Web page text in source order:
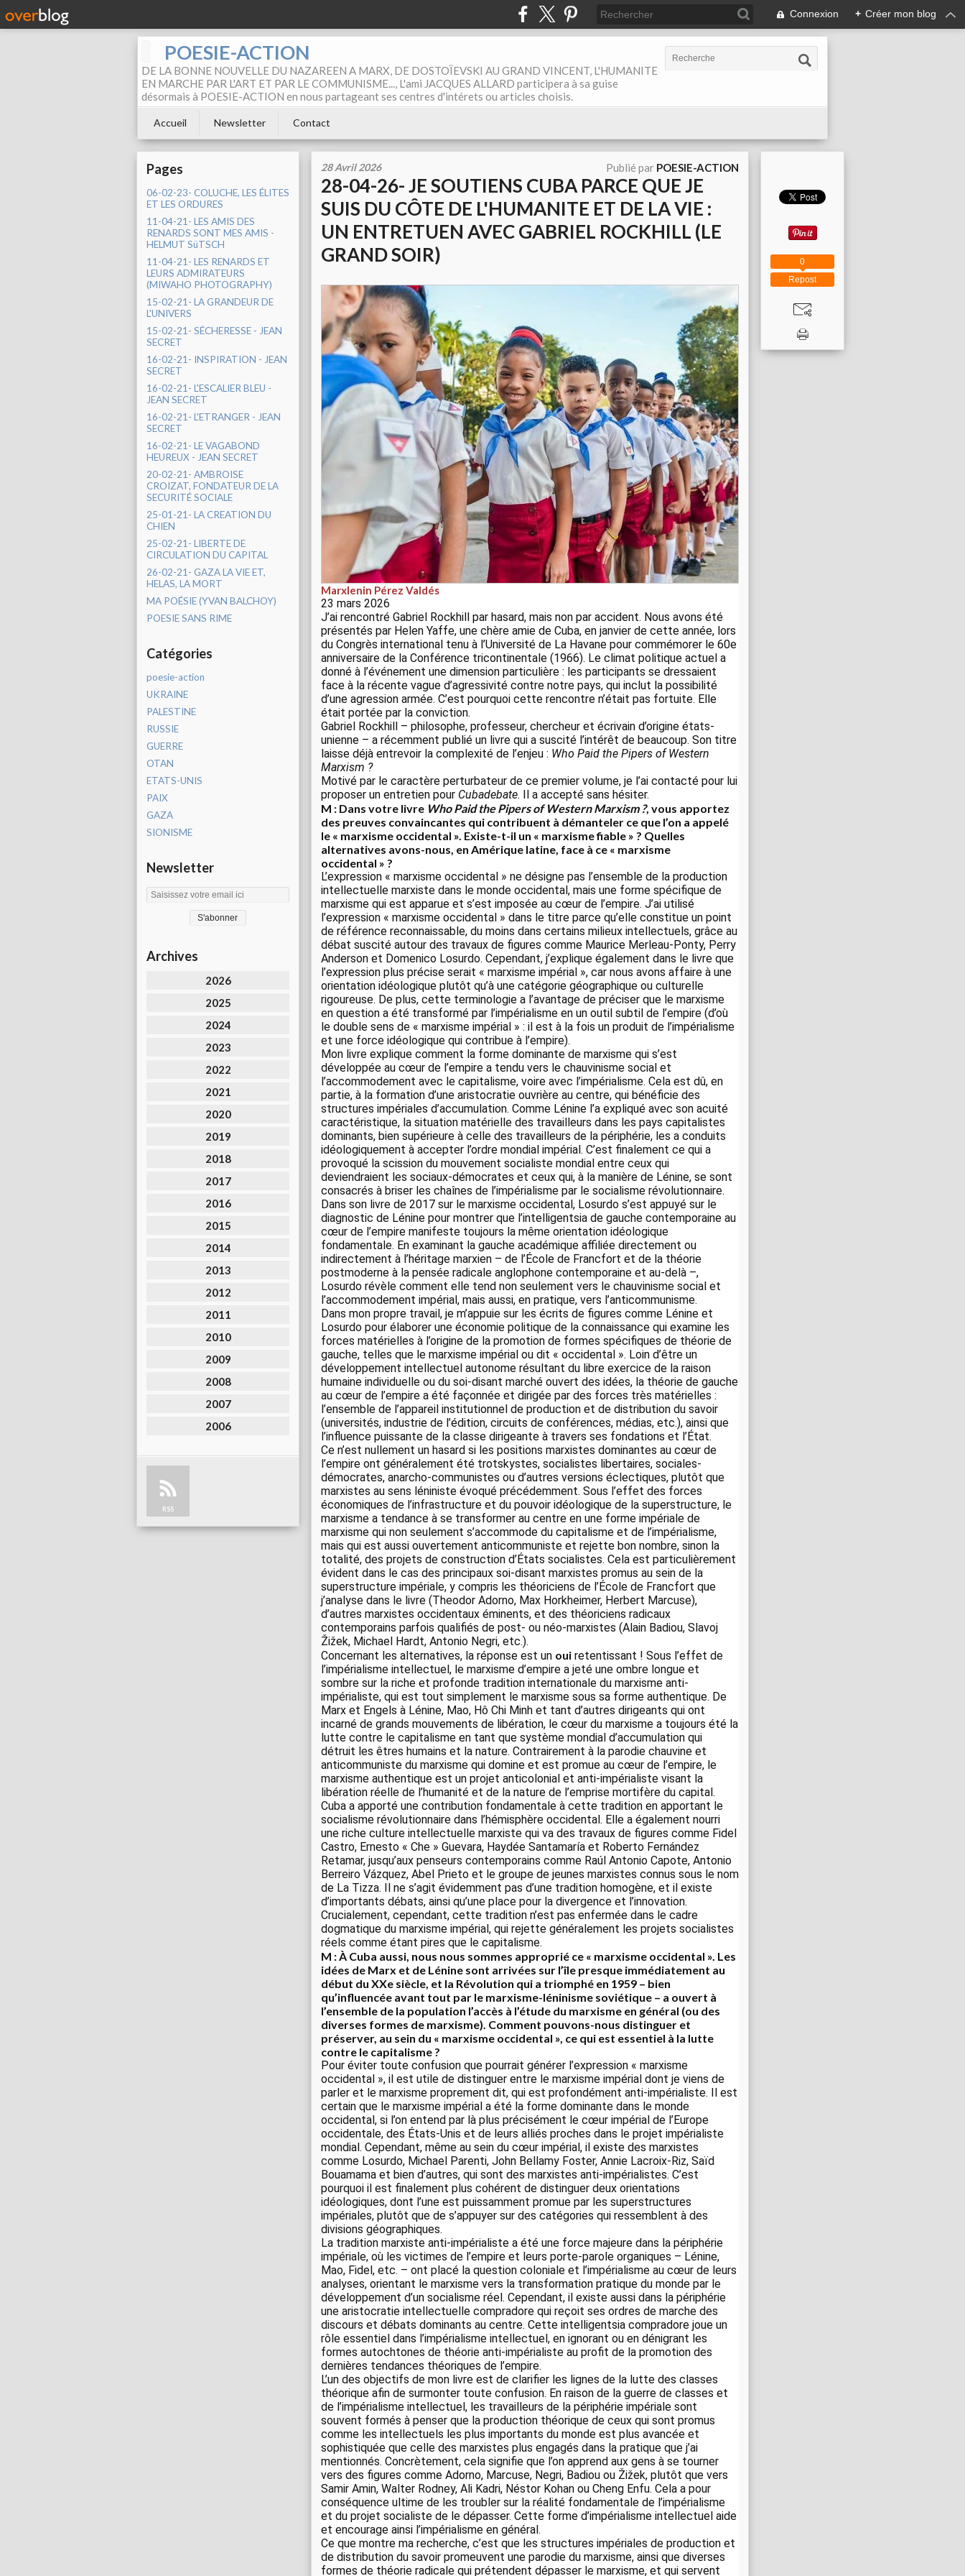
Connexion + Créer mon blog
POESIE-ACTION
DE LA BONNE NOUVELLE DU NAZAREEN A MARX, DE DOSTOÏEVSKI AU GRAND VINCENT, L'HUMANITE
EN MARCHE PAR L'ART ET PAR LE COMMUNISME..., L'ami JACQUES ALLARD participera à sa guise
désormais à POESIE-ACTION en nous partageant ses centres d'intérets ou articles choisis.
Accueil Newsletter Contact
Pages
06-02-23- COLUCHE, LES ÉLITES
ET LES ORDURES
11-04-21- LES AMIS DES
RENARDS SONT MES AMIS -
HELMUT SüTSCH
11-04-21- LES RENARDS ET
LEURS ADMIRATEURS
(MIWAHO PHOTOGRAPHY)
15-02-21- LA GRANDEUR DE
L'UNIVERS
15-02-21- SÉCHERESSE - JEAN
SECRET
16-02-21- INSPIRATION - JEAN
SECRET
16-02-21- L'ESCALIER BLEU -
JEAN SECRET
16-02-21- L'ETRANGER - JEAN
SECRET
16-02-21- LE VAGABOND
HEUREUX - JEAN SECRET
20-02-21- AMBROISE
CROIZAT, FONDATEUR DE LA
SECURITÉ SOCIALE
25-01-21- LA CREATION DU
CHIEN
25-02-21- LIBERTE DE
CIRCULATION DU CAPITAL
26-02-21- GAZA LA VIE ET,
HELAS, LA MORT
MA POÉSIE (YVAN BALCHOY)
POESIE SANS RIME
Catégories
poesie-action
UKRAINE
PALESTINE
RUSSIE
GUERRE
OTAN
ETATS-UNIS
PAIX
GAZA
SIONISME
Newsletter
Archives
2026
2025
2024
2023
2022
2021
2020
2019
2018
2017
2016
2015
2014
2013
2012
2011
2010
2009
2008
2007
2006
RSS
28 Avril 2026 Publié par POESIE-ACTION
28-04-26- JE SOUTIENS CUBA PARCE QUE JE
SUIS DU CÔTE DE L'HUMANITE ET DE LA VIE :
UN ENTRETUEN AVEC GABRIEL ROCKHILL (LE
GRAND SOIR)
Marxlenin Pérez Valdés
23 mars 2026
J’ai rencontré Gabriel Rockhill par hasard, mais non par accident. Nous avons été
présentés par Helen Yaffe, une chère amie de Cuba, en janvier de cette année, lors
du Congrès international tenu à l’Université de La Havane pour commémorer le 60e
anniversaire de la Conférence tricontinentale (1966). Le climat politique actuel a
donné à l’événement une dimension particulière : les participants se dressaient
face à la récente vague d’agressivité contre notre pays, qui inclut la possibilité
d’une agression armée. C’est pourquoi cette rencontre n’était pas fortuite. Elle
était portée par la conviction.
Gabriel Rockhill – philosophe, professeur, chercheur et écrivain d’origine états-
unienne – a récemment publié un livre qui a suscité l’intérêt de beaucoup. Son titre
laisse déjà entrevoir la complexité de l’enjeu : Who Paid the Pipers of Western
Marxism ?
Motivé par le caractère perturbateur de ce premier volume, je l’ai contacté pour lui
proposer un entretien pour Cubadebate. Il a accepté sans hésiter.
M : Dans votre livre Who Paid the Pipers of Western Marxism ?, vous apportez
des preuves convaincantes qui contribuent à démanteler ce que l’on a appelé
le « marxisme occidental ». Existe-t-il un « marxisme fiable » ? Quelles
alternatives avons-nous, en Amérique latine, face à ce « marxisme
occidental » ?
L’expression « marxisme occidental » ne désigne pas l’ensemble de la production
intellectuelle marxiste dans le monde occidental, mais une forme spécifique de
marxisme qui est apparue et s’est imposée au cœur de l’empire. J’ai utilisé
l’expression « marxisme occidental » dans le titre parce qu’elle constitue un point
de référence reconnaissable, du moins dans certains milieux intellectuels, grâce au
débat suscité autour des travaux de figures comme Maurice Merleau-Ponty, Perry
Anderson et Domenico Losurdo. Cependant, j’explique également dans le livre que
l’expression plus précise serait « marxisme impérial », car nous avons affaire à une
orientation idéologique plutôt qu’à une catégorie géographique ou culturelle
rigoureuse. De plus, cette terminologie a l’avantage de préciser que le marxisme
en question a été transformé par l’impérialisme en un outil subtil de l’empire (d’où
le double sens de « marxisme impérial » : il est à la fois un produit de l’impérialisme
et une force idéologique qui contribue à l’empire).
Mon livre explique comment la forme dominante de marxisme qui s’est
développée au cœur de l’empire a tendu vers le chauvinisme social et
l’accommodement avec le capitalisme, voire avec l’impérialisme. Cela est dû, en
partie, à la formation d’une aristocratie ouvrière au centre, qui bénéficie des
structures impériales d’accumulation. Comme Lénine l’a expliqué avec son acuité
caractéristique, la situation matérielle des travailleurs dans les pays capitalistes
dominants, bien supérieure à celle des travailleurs de la périphérie, les a conduits
idéologiquement à accepter l’ordre mondial impérial. C’est finalement ce qui a
provoqué la scission du mouvement socialiste mondial entre ceux qui
deviendraient les sociaux-démocrates et ceux qui, à la manière de Lénine, se sont
consacrés à briser les chaînes de l’impérialisme par le socialisme révolutionnaire.
Dans son livre de 2017 sur le marxisme occidental, Losurdo s’est appuyé sur le
diagnostic de Lénine pour montrer que l’intelligentsia de gauche contemporaine au
cœur de l’empire manifeste toujours la même orientation idéologique
fondamentale. En examinant la gauche académique affiliée directement ou
indirectement à l’héritage marxien – de l’École de Francfort et de la théorie
postmoderne à la pensée radicale anglophone contemporaine et au-delà –,
Losurdo révèle comment elle tend non seulement vers le chauvinisme social et
l’accommodement impérial, mais aussi, en pratique, vers l’anticommunisme.
Dans mon propre travail, je m’appuie sur les écrits de figures comme Lénine et
Losurdo pour élaborer une économie politique de la connaissance qui examine les
forces matérielles à l’origine de la promotion de formes spécifiques de théorie de
gauche, telles que le marxisme impérial ou dit « occidental ». Loin d’être un
développement intellectuel autonome résultant du libre exercice de la raison
humaine individuelle ou du soi-disant marché ouvert des idées, la théorie de gauche
au cœur de l’empire a été façonnée et dirigée par des forces très matérielles :
l’ensemble de l’appareil institutionnel de production et de distribution du savoir
(universités, industrie de l’édition, circuits de conférences, médias, etc.), ainsi que
l’influence puissante de la classe dirigeante à travers ses fondations et l’État.
Ce n’est nullement un hasard si les positions marxistes dominantes au cœur de
l’empire ont généralement été trotskystes, socialistes libertaires, sociales-
démocrates, anarcho-communistes ou d’autres versions éclectiques, plutôt que
marxistes au sens léniniste évoqué précédemment. Sous l’effet des forces
économiques de l’infrastructure et du pouvoir idéologique de la superstructure, le
marxisme a tendance à se transformer au centre en une forme impériale de
marxisme qui non seulement s’accommode du capitalisme et de l’impérialisme,
mais qui est aussi ouvertement anticommuniste et rejette bon nombre, sinon la
totalité, des projets de construction d’États socialistes. Cela est particulièrement
évident dans le cas des principaux soi-disant marxistes promus au sein de la
superstructure impériale, y compris les théoriciens de l’École de Francfort que
j’analyse dans le livre (Theodor Adorno, Max Horkheimer, Herbert Marcuse),
d’autres marxistes occidentaux éminents, et des théoriciens radicaux
contemporains parfois qualifiés de post- ou néo-marxistes (Alain Badiou, Slavoj
Žižek, Michael Hardt, Antonio Negri, etc.).
Concernant les alternatives, la réponse est un oui retentissant ! Sous l’effet de
l’impérialisme intellectuel, le marxisme d’empire a jeté une ombre longue et
sombre sur la riche et profonde tradition internationale du marxisme anti-
impérialiste, qui est tout simplement le marxisme sous sa forme authentique. De
Marx et Engels à Lénine, Mao, Hô Chi Minh et tant d’autres dirigeants qui ont
incarné de grands mouvements de libération, le cœur du marxisme a toujours été la
lutte contre le capitalisme en tant que système mondial d’accumulation qui
détruit les êtres humains et la nature. Contrairement à la parodie chauvine et
anticommuniste du marxisme qui domine et est promue au cœur de l’empire, le
marxisme authentique est un projet anticolonial et anti-impérialiste visant la
libération réelle de l’humanité et de la nature de l’emprise mortifère du capital.
Cuba a apporté une contribution fondamentale à cette tradition en apportant le
socialisme révolutionnaire dans l’hémisphère occidental. Elle a également nourri
une riche culture intellectuelle marxiste qui va des travaux de figures comme Fidel
Castro, Ernesto « Che » Guevara, Haydée Santamaría et Roberto Fernández
Retamar, jusqu’aux penseurs contemporains comme Raúl Antonio Capote, Antonio
Berreiro Vázquez, Abel Prieto et le groupe de jeunes marxistes connus sous le nom
de La Tizza. Il ne s’agit évidemment pas d’une tradition homogène, et il existe
d’importants débats, ainsi qu’une place pour la divergence et l’innovation.
Crucialement, cependant, cette tradition n’est pas enfermée dans le cadre
dogmatique du marxisme impérial, qui rejette généralement les projets socialistes
réels comme étant pires que le capitalisme.
M : À Cuba aussi, nous nous sommes approprié ce « marxisme occidental ». Les
idées de Marx et de Lénine sont arrivées sur l’île presque immédiatement au
début du XXe siècle, et la Révolution qui a triomphé en 1959 – bien
qu’influencée avant tout par le marxisme-léninisme soviétique – a ouvert à
l’ensemble de la population l’accès à l’étude du marxisme en général (ou des
diverses formes de marxisme). Comment pouvons-nous distinguer et
préserver, au sein du « marxisme occidental », ce qui est essentiel à la lutte
contre le capitalisme ?
Pour éviter toute confusion que pourrait générer l’expression « marxisme
occidental », il est utile de distinguer entre le marxisme impérial dont je viens de
parler et le marxisme proprement dit, qui est profondément anti-impérialiste. Il est
certain que le marxisme impérial a été la forme dominante dans le monde
occidental, si l’on entend par là plus précisément le cœur impérial de l’Europe
occidentale, des États-Unis et de leurs alliés proches dans le projet impérialiste
mondial. Cependant, même au sein du cœur impérial, il existe des marxistes
comme Losurdo, Michael Parenti, John Bellamy Foster, Annie Lacroix-Riz, Saïd
Bouamama et bien d’autres, qui sont des marxistes anti-impérialistes. C’est
pourquoi il est finalement plus cohérent de distinguer deux orientations
idéologiques, dont l’une est puissamment promue par les superstructures
impériales, plutôt que de s’appuyer sur des catégories qui ressemblent à des
divisions géographiques.
La tradition marxiste anti-impérialiste a été une force majeure dans la périphérie
impériale, où les victimes de l’empire et leurs porte-parole organiques – Lénine,
Mao, Fidel, etc. – ont placé la question coloniale et l’impérialisme au cœur de leurs
analyses, orientant le marxisme vers la transformation pratique du monde par le
développement d’un socialisme réel. Cependant, il existe aussi dans la périphérie
une aristocratie intellectuelle compradore qui reçoit ses ordres de marche des
discours et débats dominants au centre. Cette intelligentsia compradore joue un
rôle essentiel dans l’impérialisme intellectuel, en ignorant ou en dénigrant les
formes autochtones de théorie anti-impérialiste au profit de la promotion des
dernières tendances théoriques de l’empire.
L’un des objectifs de mon livre est de clarifier les lignes de la lutte des classes
théorique afin de surmonter toute confusion. En raison de la guerre de classes et
de l’impérialisme intellectuel, les travailleurs de la périphérie impériale sont
souvent formés à penser que la production théorique de ceux qui sont promus
comme les intellectuels les plus importants du monde est plus avancée et
sophistiquée que celle des marxistes plus engagés dans la pratique que j’ai
mentionnés. Concrètement, cela signifie que l’on apprend aux gens à se tourner
vers des figures comme Adorno, Marcuse, Negri, Badiou ou Žižek, plutôt que vers
Samir Amin, Walter Rodney, Ali Kadri, Néstor Kohan ou Cheng Enfu. Cela a pour
conséquence ultime de les troubler sur la réalité fondamentale de l’impérialisme
et du projet socialiste de le dépasser. Cette forme d’impérialisme intellectuel aide
et encourage ainsi l’impérialisme en général.
Ce que montre ma recherche, c’est que les structures impériales de production et
de distribution du savoir promeuvent une parodie du marxisme, ainsi que diverses
formes de théorie radicale qui prétendent dépasser le marxisme, et qui servent
Repost
0